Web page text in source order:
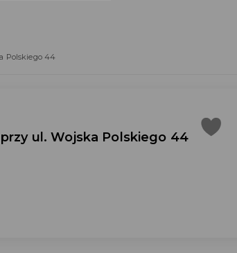
Polskiego 44
ul. Wojska Polskiego 44